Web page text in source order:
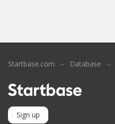
Startbase.com Database
Sign up